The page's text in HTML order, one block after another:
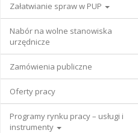
Załatwianie spraw w PUP
Nabór na wolne stanowiska
urzędnicze
Zamówienia publiczne
Oferty pracy
Programy rynku pracy – usługi i
instrumenty